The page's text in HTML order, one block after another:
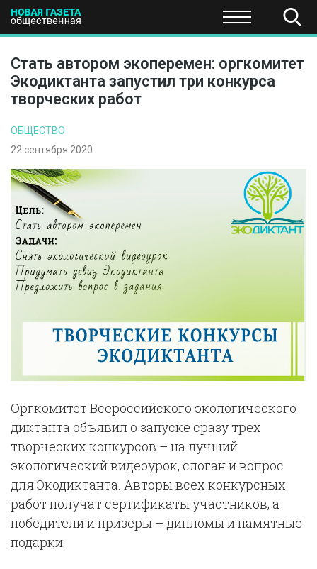
ПОЛИТИКА ЭКОНОМИКА НАУКА И
Стать автором экоперемен: оргкомитет
Экодиктанта запустил три конкурса
творческих работ
ОБЩЕСТВО
22 сентября 2020
Оргкомитет Всероссийского экологического
диктанта объявил о запуске сразу трех
творческих конкурсов – на лучший
экологический видеоурок, слоган и вопрос
для Экодиктанта. Авторы всех конкурсных
работ получат сертификаты участников, а
победители и призеры – дипломы и памятные
подарки.